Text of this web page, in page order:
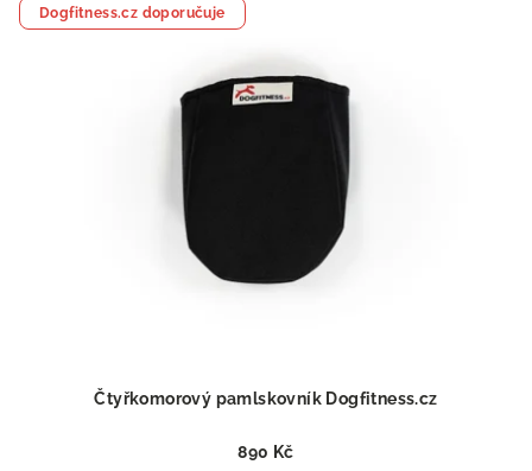
Dogfitness.cz doporučuje
Čtyřkomorový pamlskovník Dogfitness.cz
890 Kč